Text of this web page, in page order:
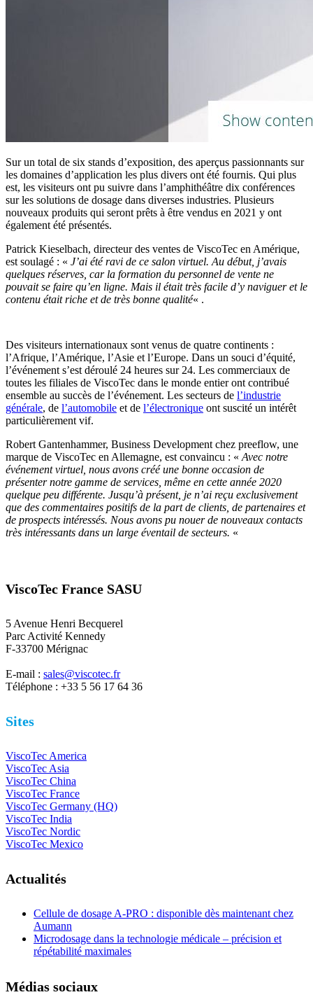
Sur un total de six stands d’exposition, des aperçus passionnants sur
les domaines d’application les plus divers ont été fournis. Qui plus
est, les visiteurs ont pu suivre dans l’amphithéâtre dix conférences
sur les solutions de dosage dans diverses industries. Plusieurs
nouveaux produits qui seront prêts à être vendus en 2021 y ont
également été présentés.
Patrick Kieselbach, directeur des ventes de ViscoTec en Amérique,
est soulagé : « J’ai été ravi de ce salon virtuel. Au début, j’avais
quelques réserves, car la formation du personnel de vente ne
pouvait se faire qu’en ligne. Mais il était très facile d’y naviguer et le
contenu était riche et de très bonne qualité« .
Des visiteurs internationaux sont venus de quatre continents :
l’Afrique, l’Amérique, l’Asie et l’Europe. Dans un souci d’équité,
l’événement s’est déroulé 24 heures sur 24. Les commerciaux de
toutes les filiales de ViscoTec dans le monde entier ont contribué
ensemble au succès de l’événement. Les secteurs de l’industrie
générale, de l’automobile et de l’électronique ont suscité un intérêt
particulièrement vif.
Robert Gantenhammer, Business Development chez preeflow, une
marque de ViscoTec en Allemagne, est convaincu : « Avec notre
événement virtuel, nous avons créé une bonne occasion de
présenter notre gamme de services, même en cette année 2020
quelque peu différente. Jusqu’à présent, je n’ai reçu exclusivement
que des commentaires positifs de la part de clients, de partenaires et
de prospects intéressés. Nous avons pu nouer de nouveaux contacts
très intéressants dans un large éventail de secteurs. «
ViscoTec France SASU
5 Avenue Henri Becquerel
Parc Activité Kennedy
F-33700 Mérignac
E-mail : sales@viscotec.fr
Téléphone : +33 5 56 17 64 36
Sites
ViscoTec America
ViscoTec Asia
ViscoTec China
ViscoTec France
ViscoTec Germany (HQ)
ViscoTec India
ViscoTec Nordic
ViscoTec Mexico
Actualités
Cellule de dosage A-PRO : disponible dès maintenant chez
Aumann
Microdosage dans la technologie médicale – précision et
répétabilité maximales
Médias sociaux